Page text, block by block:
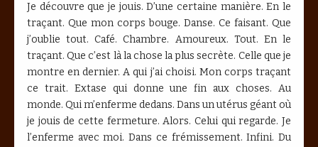
Je découvre que je jouis. D’une certaine manière. En le
traçant. Que mon corps bouge. Danse. Ce faisant. Que
j’oublie tout. Café. Chambre. Amoureux. Tout. En le
traçant. Que c’est là la chose la plus secrète. Celle que je
montre en dernier. A qui j’ai choisi. Mon corps traçant
ce trait. Extase qui donne une fin aux choses. Au
monde. Qui m’enferme dedans. Dans un utérus géant où
je jouis de cette fermeture. Alors. Celui qui regarde. Je
l’enferme avec moi. Dans ce frémissement. Infini. Du